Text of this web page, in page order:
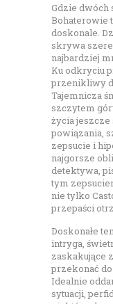
Gdzie dwóch
Bohaterowie
doskonale.
skrywa
najbardziej
Ku odkryciu
przenikliwy
Tajemnicza
szczytem
życia
powiązania,
zepsucie i
najgorsze
detektywa,
tym
nie tylko
przepaści
Doskonałe
intryga,
zaskakujące
przekonać
Idealnie
sytuacji,